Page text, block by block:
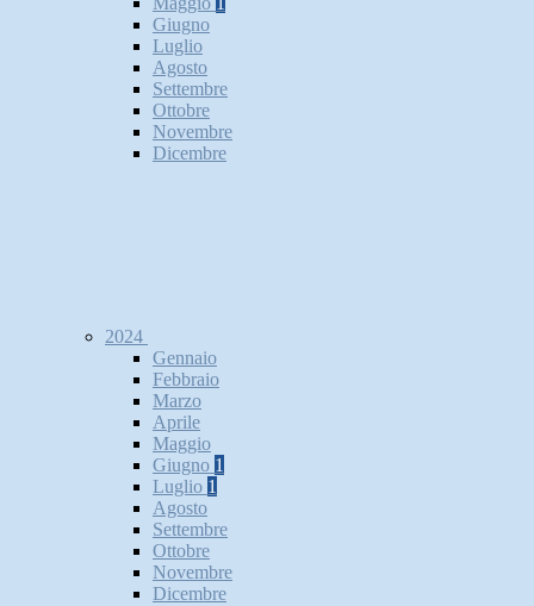
Giugno
Luglio
Agosto
Settembre
Ottobre
Novembre
Dicembre
2024
Gennaio
Febbraio
Marzo
Aprile
Maggio
Giugno 1
Luglio 1
Agosto
Settembre
Ottobre
Novembre
Dicembre